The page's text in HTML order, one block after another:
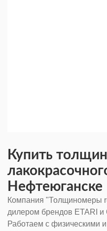
Купить
Нефтеюганске
Компания "Толщиномеры
дилером брендов ETARI и
Работаем с физическими